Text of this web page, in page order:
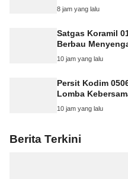
8 jam yang lalu
Satgas Koramil
Berbau
10 jam yang lalu
Persit Kodim
Lomba
10 jam yang lalu
Berita Terkini